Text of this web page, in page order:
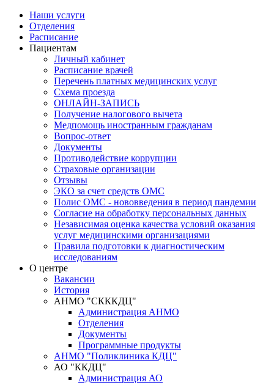
Наши услуги
Отделения
Расписание
Пациентам
Личный кабинет
Расписание врачей
Перечень платных медицинских услуг
Схема проезда
ОНЛАЙН-ЗАПИСЬ
Получение налогового вычета
Медпомощь иностранным гражданам
Вопрос-ответ
Документы
Противодействие коррупции
Страховые организации
Отзывы
ЭКО за счет средств ОМС
Полис ОМС - нововведения в период пандемии
Согласие на обработку персональных данных
Независимая оценка качества условий оказания
услуг медицинскими организациями
Правила подготовки к диагностическим
исследованиям
О центре
Вакансии
История
АНМО "СКККДЦ"
Администрация АНМО
Отделения
Документы
Программные продукты
АНМО "Поликлиника КДЦ"
АО "ККДЦ"
Администрация АО